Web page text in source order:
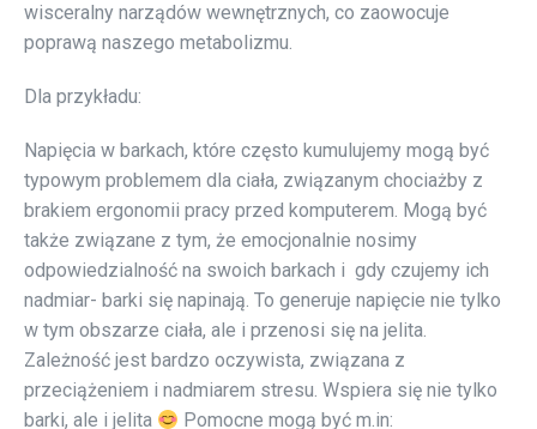
wisceralny narządów wewnętrznych, co zaowocuje
poprawą naszego metabolizmu.
Dla przykładu:
Napięcia w barkach, które często kumulujemy mogą być
typowym problemem dla ciała, związanym chociażby z
brakiem ergonomii pracy przed komputerem. Mogą być
także związane z tym, że emocjonalnie nosimy
odpowiedzialność na swoich barkach i gdy czujemy ich
nadmiar- barki się napinają. To generuje napięcie nie tylko
w tym obszarze ciała, ale i przenosi się na jelita.
Zależność jest bardzo oczywista, związana z
przeciążeniem i nadmiarem stresu. Wspiera się nie tylko
barki, ale i jelita
Pomocne mogą być m.in: